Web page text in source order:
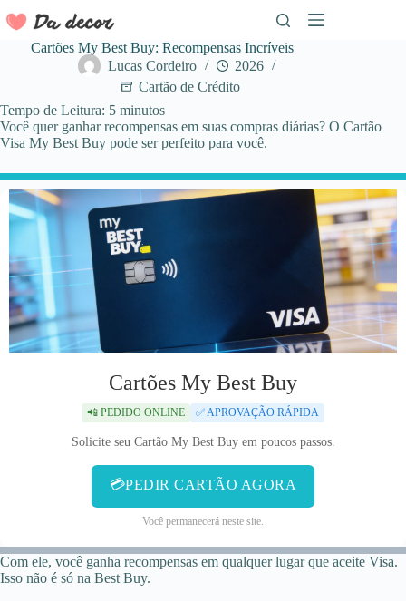
para
conteúdo
Cartões My Best Buy: Recompensas Incríveis
Lucas Cordeiro
2026
Cartão de Crédito
Tempo de Leitura: 5 minutos
Você quer ganhar recompensas em suas compras diárias? O Cartão
Visa My Best Buy pode ser perfeito para você.
Cartões My Best Buy
📲 PEDIDO ONLINE ✅ APROVAÇÃO RÁPIDA
Solicite seu Cartão My Best Buy em poucos passos.
💳PEDIR CARTÃO AGORA
Você permanecerá neste site.
Com ele, você ganha recompensas em qualquer lugar que aceite Visa.
Isso não é só na Best Buy.